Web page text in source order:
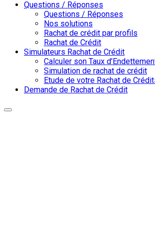
Questions / Réponses
Questions / Réponses
Nos solutions
Rachat de crédit par profils
Rachat de Crédit
Simulateurs Rachat de Crédit
Calculer son Taux
Simulation de rachat de crédit
Etude de votre Rachat de
Demande de Rachat de Crédit